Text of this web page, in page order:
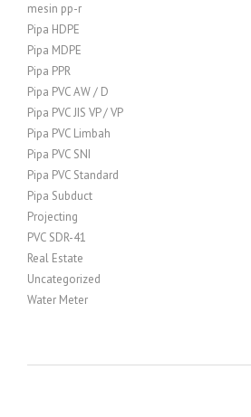
mesin pp-r
Pipa HDPE
Pipa MDPE
Pipa PPR
Pipa PVC AW / D
Pipa PVC JIS VP / VP
Pipa PVC Limbah
Pipa PVC SNI
Pipa PVC Standard
Pipa Subduct
Projecting
PVC SDR-41
Real Estate
Uncategorized
Water Meter